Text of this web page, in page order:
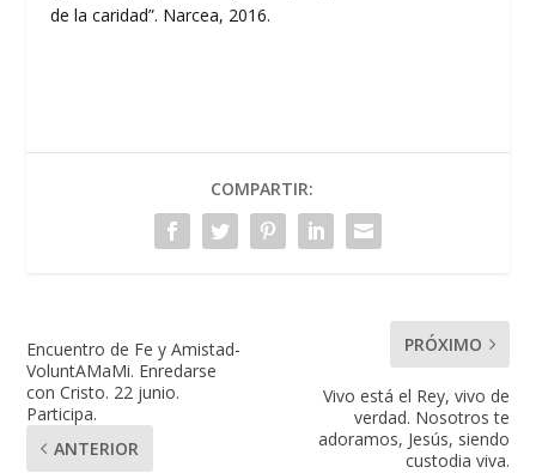
de la caridad”. Narcea, 2016.
COMPARTIR:
Encuentro de Fe y Amistad-
VoluntAMaMi. Enredarse
con Cristo. 22 junio.
Participa.
ANTERIOR
PRÓXIMO
Vivo está el Rey, vivo de
verdad. Nosotros te
adoramos, Jesús, siendo
custodia viva.